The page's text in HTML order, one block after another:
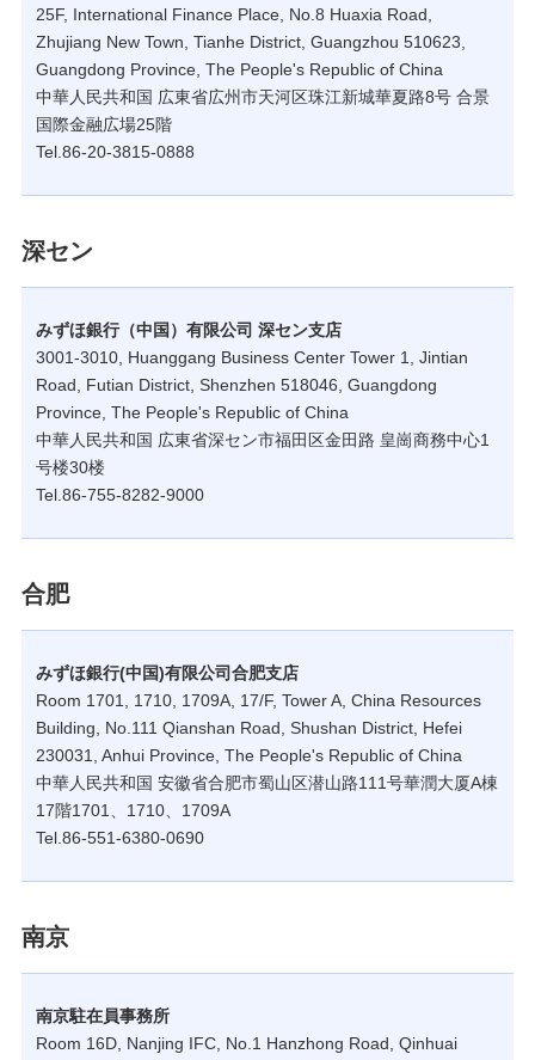
25F, International Finance Place, No.8 Huaxia Road,
Zhujiang New Town, Tianhe District, Guangzhou 510623,
Guangdong Province, The People's Republic of China
中華人民共和国 広東省広州市天河区珠江新城華夏路8号 合景
国際金融広場25階
Tel.86-20-3815-0888
深セン
みずほ銀行（中国）有限公司 深セン支店
3001-3010, Huanggang Business Center Tower 1, Jintian
Road, Futian District, Shenzhen 518046, Guangdong
Province, The People's Republic of China
中華人民共和国 広東省深セン市福田区金田路 皇崗商務中心1
号楼30楼
Tel.86-755-8282-9000
合肥
みずほ銀行(中国)有限公司合肥支店
Room 1701, 1710, 1709A, 17/F, Tower A, China Resources
Building, No.111 Qianshan Road, Shushan District, Hefei
230031, Anhui Province, The People's Republic of China
中華人民共和国 安徽省合肥市蜀山区潜山路111号華潤大厦A棟
17階1701、1710、1709A
Tel.86-551-6380-0690
南京
南京駐在員事務所
Room 16D, Nanjing IFC, No.1 Hanzhong Road, Qinhuai